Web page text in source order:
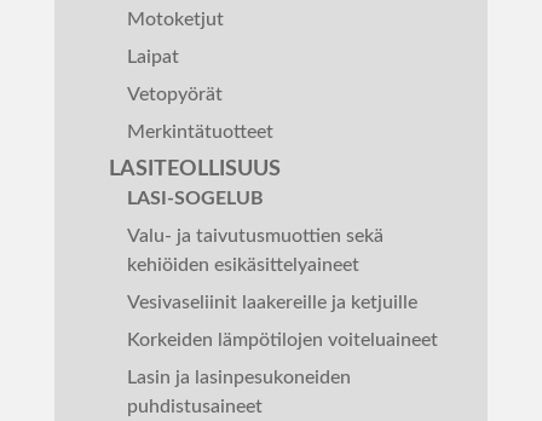
Motoketjut
Laipat
Vetopyörät
Merkintätuotteet
LASITEOLLISUUS
LASI-SOGELUB
Valu- ja taivutusmuottien sekä
kehiöiden esikäsittelyaineet
Vesivaseliinit laakereille ja ketjuille
Korkeiden lämpötilojen voiteluaineet
Lasin ja lasinpesukoneiden
puhdistusaineet